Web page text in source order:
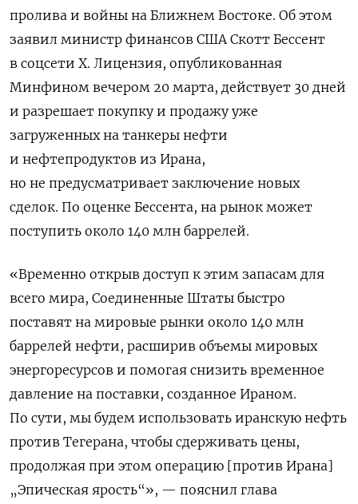
пролива и войны на Ближнем Востоке. Об этом
заявил министр финансов США Скотт Бессент
в соцсети X. Лицензия, опубликованная
Минфином вечером 20 марта, действует 30 дней
и разрешает покупку и продажу уже
загруженных на танкеры нефти
и нефтепродуктов из Ирана,
но не предусматривает заключение новых
сделок. По оценке Бессента, на рынок может
поступить около 140 млн баррелей.
«Временно открыв доступ к этим запасам для
всего мира, Соединенные Штаты быстро
поставят на мировые рынки около 140 млн
баррелей нефти, расширив объемы мировых
энергоресурсов и помогая снизить временное
давление на поставки, созданное Ираном.
По сути, мы будем использовать иранскую нефть
против Тегерана, чтобы сдерживать цены,
продолжая при этом операцию [против Ирана]
„Эпическая ярость“», — пояснил глава